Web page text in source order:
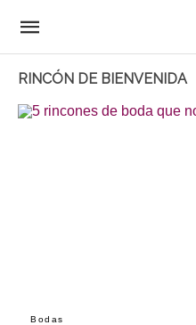
RINCÓN DE BIENVENIDA
Bodas